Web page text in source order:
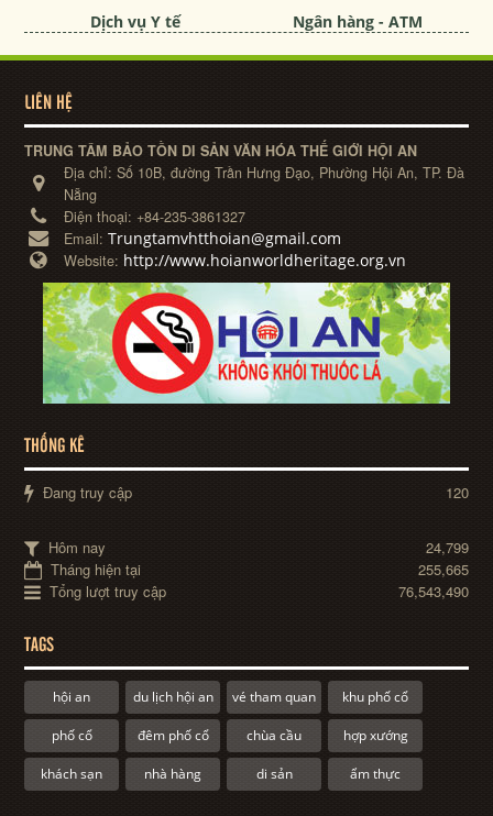
Dịch vụ Y tế Ngân hàng - ATM
LIÊN HỆ
TRUNG TÂM BẢO TỒN DI SẢN VĂN HÓA THẾ GIỚI HỘI AN
Địa chỉ:Số 10B, đường Trần Hưng Đạo, Phường Hội An, TP. Đà
Nẵng
Điện thoại: +84-235-3861327
Email:Trungtamvhtthoian@gmail.com
Website: http://www.hoianworldheritage.org.vn
THỐNG KÊ
Đang truy cập 120
Hôm nay
24,799
Tháng hiện tại
255,665
Tổng lượt truy cập
76,543,490
TAGS
hội an du lịch hội an vé tham quan khu phố cổ
phố cổ đêm phố cổ chùa cầu hợp xướng
khách sạn nhà hàng di sản ẩm thực